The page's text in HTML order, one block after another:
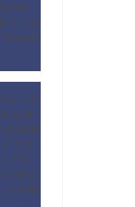
年
うため
Shoply
ロパテ
を積
金保険
プロ
ア不
の流れ
スを開